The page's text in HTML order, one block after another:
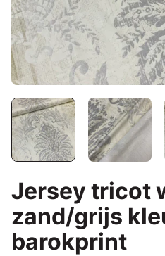
Jersey tricot
zand/grijs
barokprint